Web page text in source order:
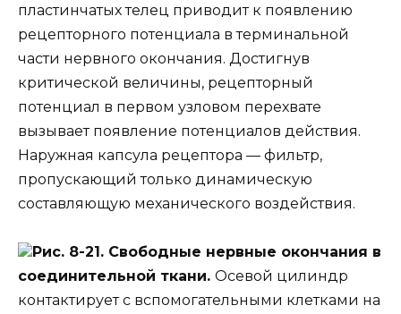
пластинчатых телец приводит к появлению
рецепторного потенциала в терминальной
части нервного окончания. Достигнув
критической величины, рецепторный
потенциал в первом узловом перехвате
вызывает появление потенциалов действия.
Наружная капсула рецептора — фильтр,
пропускающий только динамическую
составляющую механического воздействия.
Рис. 8-21. Свободные нервные окончания в
соединительной ткани. Осевой цилиндр
контактирует с вспомогательными клетками на